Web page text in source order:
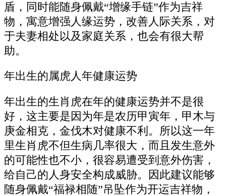
盾，同时能随身佩戴“增缘手链”作为吉祥
物，寓意增强人缘运势，改善人际关系，对
于夫妻相处以及家庭关系，也会有很大帮
助。
年出生的属虎人年健康运势
年出生的生肖虎在年的健康运势并不是很
好，这主要是因为年是农历甲寅年，甲木与
庚金相克，金伐木对健康不利。所以这一年
里生肖虎不但生病几率很大，而且发生意外
的可能性也不小，很容易遭受到意外伤害，
给自己的人身安全构成威胁。因此建议能够
随身佩戴“福禄相随”吊坠作为开运吉祥物，